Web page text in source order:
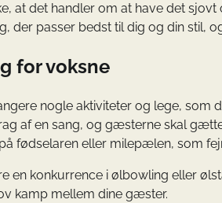
at det handler om at have det
passer bedst til dig og din stil,
for voksne
nogle aktiviteter og lege, som
af en sang, og gæsterne skal
fødselaren eller milepælen, som
en konkurrence i ølbowling eller
kamp mellem dine gæster.